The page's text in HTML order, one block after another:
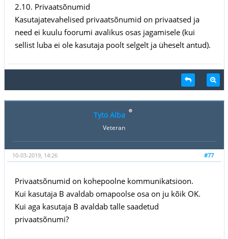
2.10. Privaatsõnumid
Kasutajatevahelised privaatsõnumid on privaatsed ja
need ei kuulu foorumi avalikus osas jagamisele (kui
sellist luba ei ole kasutaja poolt selgelt ja üheselt antud).
Tyto Alba
Veteran
#77
10-03-2019, 14:26
Privaatsõnumid on kohepoolne kommunikatsioon.
Kui kasutaja B avaldab omapoolse osa on ju kõik OK.
Kui aga kasutaja B avaldab talle saadetud
privaatsõnumi?